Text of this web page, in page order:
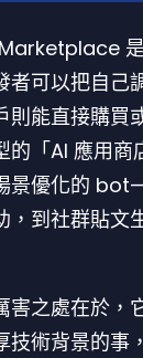
者可以把自己
則能直接購買
的「AI 應用商
景優化的
，到社群貼文
害之處在於，
技術背景的事